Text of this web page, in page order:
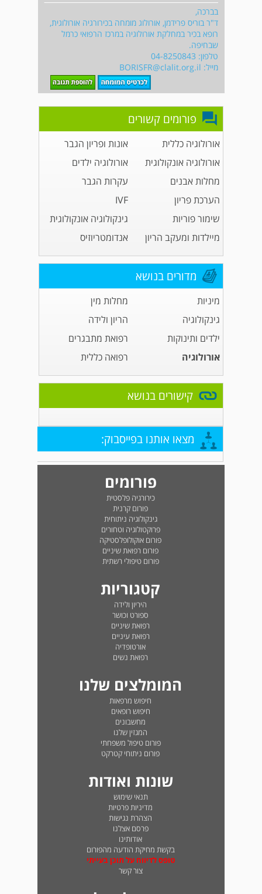
בברכה,
ד"ר בוריס פרידמן, אורולוג מומחה בכירורגיה אורולוגית,
רופא בכיר במחלקת אורולוגיה במרכז הרפואי כרמל
שבחיפה.
טלפון: 04-8250843
מייל: BORISFR@clalit.org.il
פורומים קשורים
אורולוגיה כללית
אונות ופריון הגבר
אורולוגיה אונקולוגית
אורולוגיה ילדים
מחלות אבנים
עקרות הגבר
הערכת פריון
IVF
שימור פוריות
גינקולוגיה אונקולוגית
מיילדות ומעקב הריון
אנדומטריוזיס
מדורים בנושא
מיניות
מחלות מין
גינקולוגיה
הריון ולידה
ילדים ותינוקות
רפואת מתבגרים
אורולוגיה
רפואה כללית
קישורים בנושא
מצאו אותנו בפייסבוק:
פורומים
כירורגיה פלסטית
פורום קרנית
גינקולוגיה ניתוחית
פרוקטולוגיה וטחורים
פורום אוקולופלסטיקה
פורום רפואת שיניים
פורום טיפולי רשתית
קטגוריות
היריון ולידה
ספורט וכושר
רפואת שיניים
רפואת עיניים
אורטופדיה
רפואת נשים
המומלצים שלנו
חיפוש מרפאות
חיפוש רופאים
מחשבונים
המגזין שלנו
פורום טיפול משפחתי
פורום ניתוחי קטרקט
שונות ואודות
תנאי שימוש
מדיניות פרטיות
הצהרת נגישות
פרסם אצלנו
אודותינו
בקשת מחיקת הודעה מהפורום
טופס לדיווח על תוכן בעייתי
צור קשר